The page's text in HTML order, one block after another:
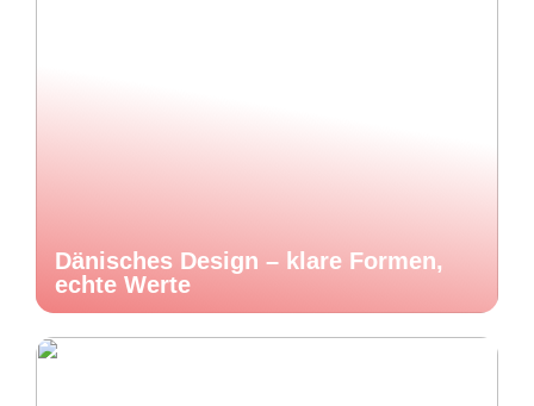
Dänisches Design – klare Formen,
echte Werte